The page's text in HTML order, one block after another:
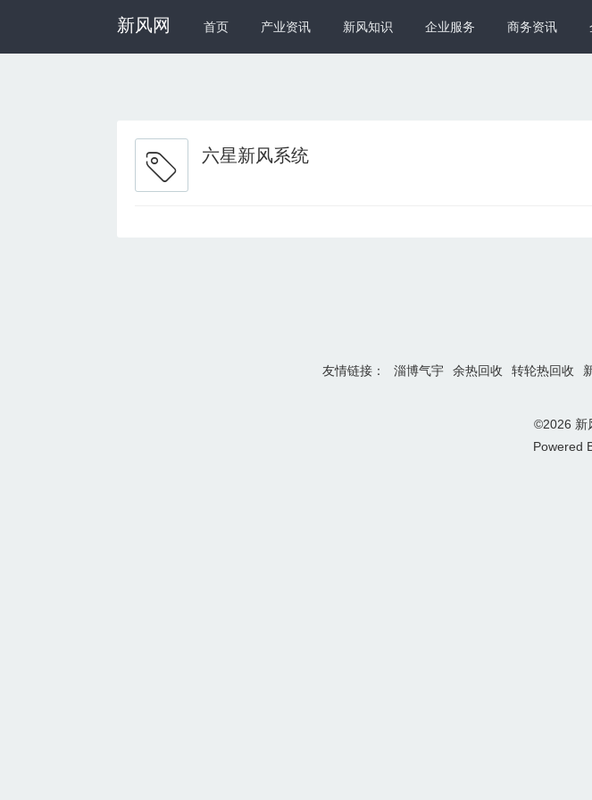
新风网 首页 产业资讯 新风知识 企业服务 商务资讯
六星新风系统
友情链接： 淄博气宇 余热回收 转轮热回收
©2026 新
Powered